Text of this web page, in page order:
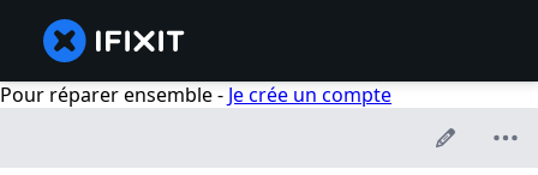
Pour réparer ensemble - Je crée un compte